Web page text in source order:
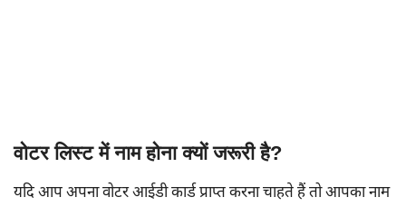
वोटर लिस्ट में नाम होना क्यों जरूरी है?
यदि आप अपना वोटर आईडी कार्ड प्राप्त करना चाहते हैं तो आपका नाम